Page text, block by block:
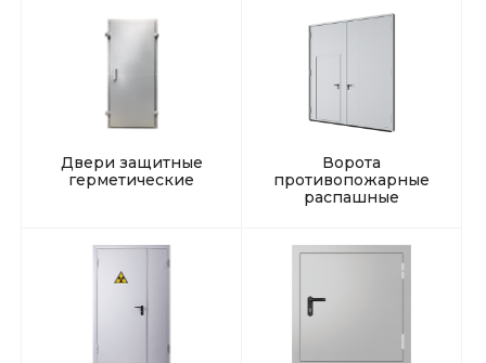
Двери защитные
герметические
Ворота
противопожарные
распашные